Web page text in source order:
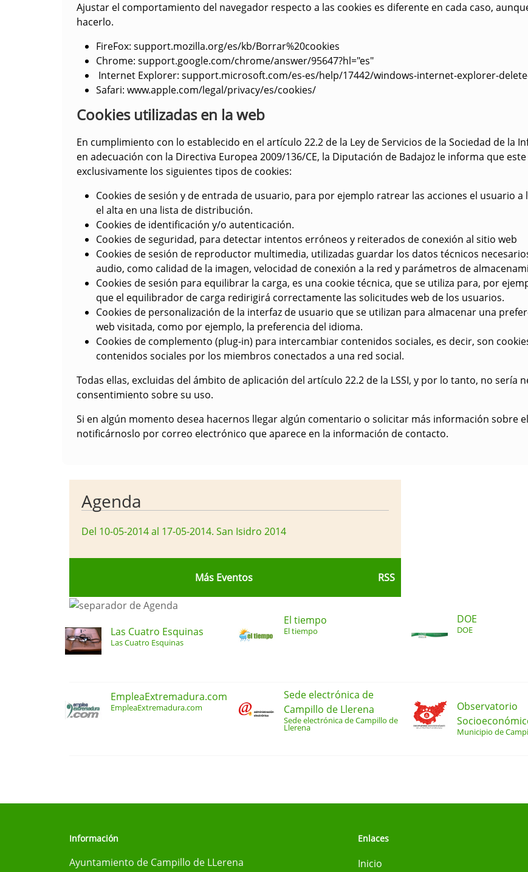
Ajustar el comportamiento del navegador respecto a las cookies es diferente en cada caso,
hacerlo.
FireFox: support.mozilla.org/es/kb/Borrar%20cookies
Chrome: support.google.com/chrome/answer/95647?hl="es"
Internet Explorer: support.microsoft.com/es-es/help/17442/windows-internet-explorer-
Safari: www.apple.com/legal/privacy/es/cookies/
Cookies utilizadas en la web
En cumplimiento con lo establecido en el artículo 22.2 de la Ley de Servicios de la Sociedad de la
en adecuación con la Directiva Europea 2009/136/CE, la Diputación de Badajoz le informa que
exclusivamente los siguientes tipos de cookies:
Cookies de sesión y de entrada de usuario, para por ejemplo ratrear las acciones el usuario
el alta en una lista de distribución.
Cookies de identificación y/o autenticación.
Cookies de seguridad, para detectar intentos erróneos y reiterados de conexión al sitio web
Cookies de sesión de reproductor multimedia, utilizadas guardar los datos técnicos
audio, como calidad de la imagen, velocidad de conexión a la red y parámetros de
Cookies de sesión para equilibrar la carga, es una cookie técnica, que se utiliza para, por
que el equilibrador de carga redirigirá correctamente las solicitudes web de los usuarios.
Cookies de personalización de la interfaz de usuario que se utilizan para almacenar una
web visitada, como por ejemplo, la preferencia del idioma.
Cookies de complemento (plug-in) para intercambiar contenidos sociales, es decir, son
contenidos sociales por los miembros conectados a una red social.
Todas ellas, excluidas del ámbito de aplicación del artículo 22.2 de la LSSI, y por lo tanto, no sería
consentimiento sobre su uso.
Si en algún momento desea hacernos llegar algún comentario o solicitar más información sobre
notificárnoslo por correo electrónico que aparece en la información de contacto.
Agenda
Del 10-05-2014 al 17-05-2014. San Isidro 2014
Más Eventos RSS
Las Cuatro Esquinas
Las Cuatro Esquinas
El tiempo
El tiempo
DOE
DOE
EmpleaExtremadura.com
EmpleaExtremadura.com
Sede electrónica de
Campillo de Llerena
Sede electrónica de Campillo de
Llerena
Observatorio
Municipio de
Información
Ayuntamiento de Campillo de LLerena
Enlaces
Inicio